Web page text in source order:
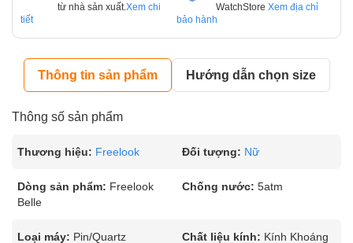
từ nhà sản xuất. Xem chi
tiết
WatchStore Xem địa chỉ
bảo hành
Thông tin sản phẩm Hướng dẫn chọn size
Thông số sản phẩm
Thương hiệu: Freelook Đối tượng: Nữ
Dòng sản phẩm: Freelook
Belle
Chống nước: 5atm
Loại máy: Pin/Quartz Chất liệu kính: Kính Khoáng